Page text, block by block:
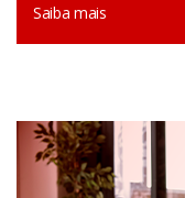
Saiba mais